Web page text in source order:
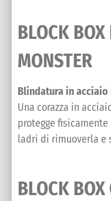
BLOCK BOX
MONSTER
Blindatura in
Una corazza in
protegge
ladri di rimuoverla e
BLOCK BOX